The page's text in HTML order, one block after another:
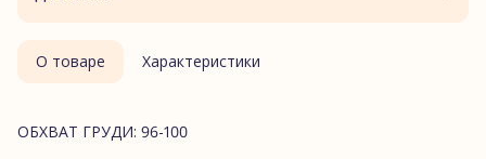
О товаре Характеристики
ОБХВАТ ГРУДИ: 96-100